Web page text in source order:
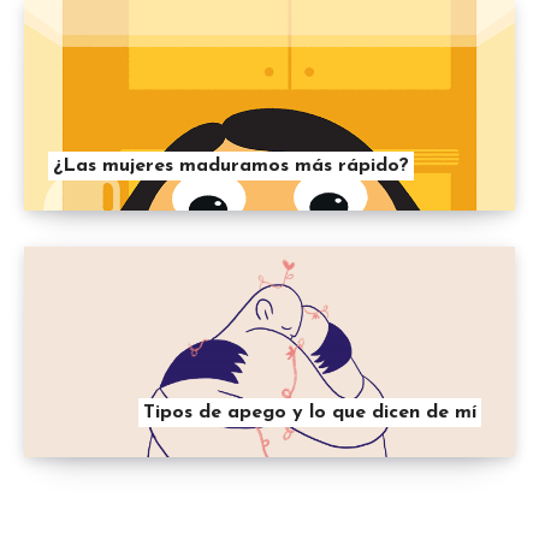
¿Las mujeres maduramos más rápido?
Tipos de apego y lo que dicen de mí